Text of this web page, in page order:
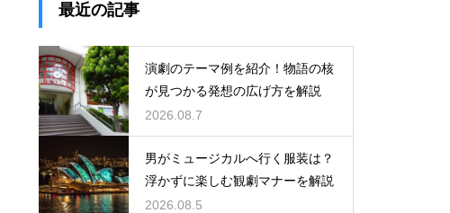
最近の記事
演劇のテーマ例を紹介！物語の核
が見つかる発想の広げ方を解説
2026.08.7
男がミュージカルへ行く服装は？
浮かずに楽しむ観劇マナーを解説
2026.08.5